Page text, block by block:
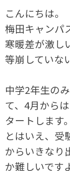
こんにちは。
梅田キャンパ
寒暖差が激し
等崩していな
中学2年生の
て、4月から
タートします。
とはいえ、受
からいきなり
か難しいです